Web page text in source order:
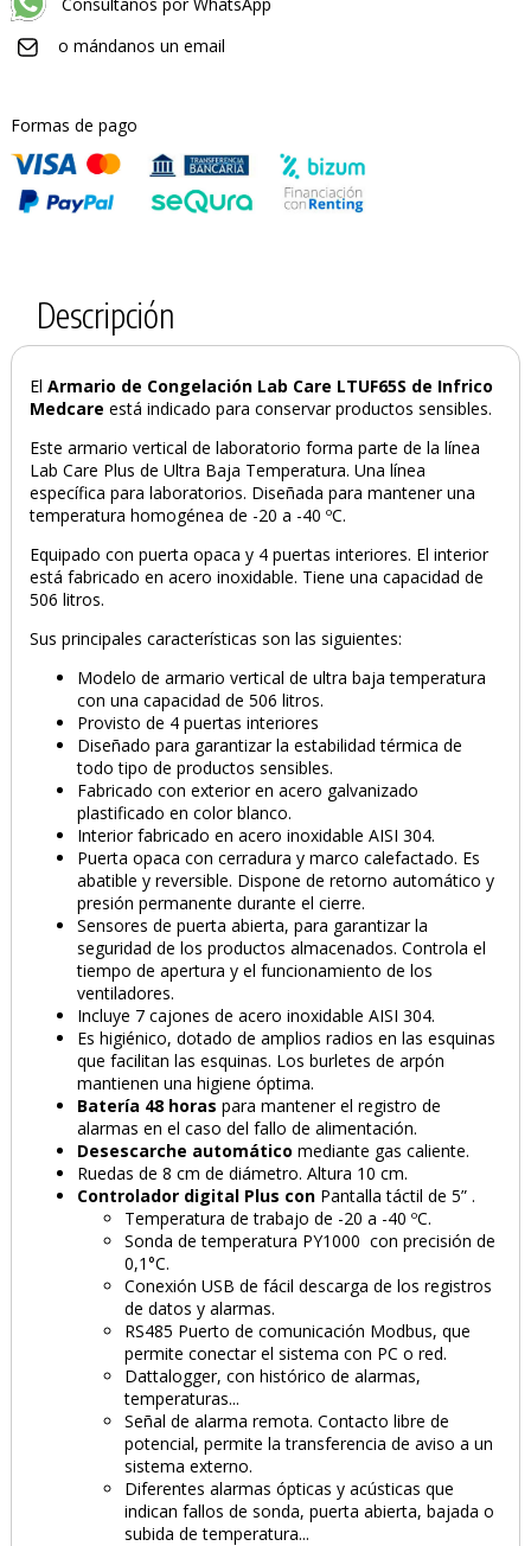
o mándanos un email
Formas de pago
Descripción
ElArmario de Congelación Lab Care LTUF65S de Infrico
Medcareestá indicado para conservar productos sensibles.
Este armario vertical de laboratorio forma parte de la línea
Lab Care Plus de Ultra Baja Temperatura. Una línea
específica para laboratorios. Diseñada para mantener una
temperatura homogénea de -20 a -40 ºC.
Equipado con puerta opaca y 4 puertas interiores. El interior
está fabricado en acero inoxidable. Tiene una capacidad de
506 litros.
Sus principales características son las siguientes:
Modelo de armario vertical de ultra baja temperatura
con una capacidad de 506 litros.
Provisto de 4 puertas interiores
Diseñado para garantizar la estabilidad térmica de
todo tipo de productos sensibles.
Fabricado con exterior en acero galvanizado
plastificado en color blanco.
Interior fabricado en acero inoxidable AISI 304.
Puerta opaca con cerradura y marco calefactado. Es
abatible y reversible. Dispone de retorno automático y
presión permanente durante el cierre.
Sensores de puerta abierta, para garantizar la
seguridad de los productos almacenados. Controla el
tiempo de apertura y el funcionamiento de los
ventiladores.
Incluye 7 cajones de acero inoxidable AISI 304.
Es higiénico, dotado de amplios radios en las esquinas
que facilitan las esquinas. Los burletes de arpón
mantienen una higiene óptima.
Batería 48 horas para mantener el registro de
alarmas en el caso del fallo de alimentación.
Desescarche automáticomediante gas caliente.
Ruedas de 8 cm de diámetro. Altura 10 cm.
Controlador digital Plus con Pantalla táctil de 5” .
Temperatura de trabajo de -20 a -40 ºC.
Sonda de temperatura PY1000 con precisión de
0,1°C.
Conexión USB de fácil descarga de los registros
de datos y alarmas.
RS485 Puerto de comunicación Modbus, que
permite conectar el sistema con PC o red.
Dattalogger, con histórico de alarmas,
temperaturas...
Señal de alarma remota. Contacto libre de
potencial, permite la transferencia de aviso a un
sistema externo.
Diferentes alarmas ópticas y acústicas que
indican fallos de sonda, puerta abierta, bajada o
subida de temperatura...